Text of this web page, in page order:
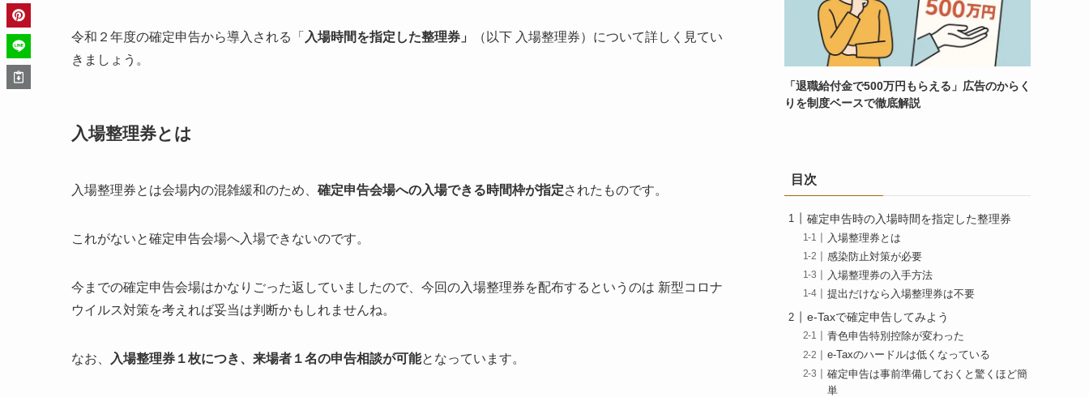
令和２年度の確定申告から導入される「 入場時間を指定した整理券」
（以下 入場整理券）について詳しく見てい
きましょう。
入場整理券とは
入場整理券とは会場内の混雑緩和のため、 確定申告会場への入場できる時間枠が指定されたものです。
これがないと確定申告会場へ入場できないのです。
今までの確定申告会場はかなりごった返していましたので、今回の入場整理券を配布するというのは 新型コロナ
ウイルス対策を考えれば妥当は判断かもしれませんね。
なお、 入場整理券１枚につき、来場者１名の申告相談が可能となっています。
「退職給付金で500万円もらえる」広告のからく
りを制度ベースで徹底解説
目次
確定申告時の入場時間を指定した整理券
入場整理券とは
感染防止対策が必要
入場整理券の入手方法
提出だけなら入場整理券は不要
e-Taxで確定申告してみよう
青色申告特別控除が変わった
e-Taxのハードルは低くなっている
確定申告は事前準備しておくと驚くほど簡
単